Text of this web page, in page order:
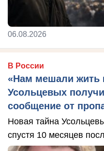
06.08.2026
В России
«Нам мешали жить
Усольцевых
сообщение от
Новая тайна
спустя 10 месяцев